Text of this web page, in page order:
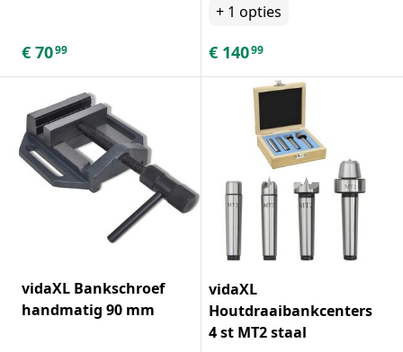
€ 7099
+ 1 opties
€ 14099
vidaXL Bankschroef
handmatig 90 mm
vidaXL
Houtdraaibankcenters
4 st MT2 staal